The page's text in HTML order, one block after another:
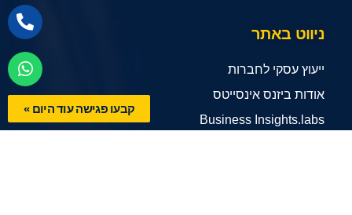
קבעו פגישה עוד היום »
ניווט באתר
ייעוץ עסקי לחברות
אודות ביזנס אינסייטס
Business Insights.labs